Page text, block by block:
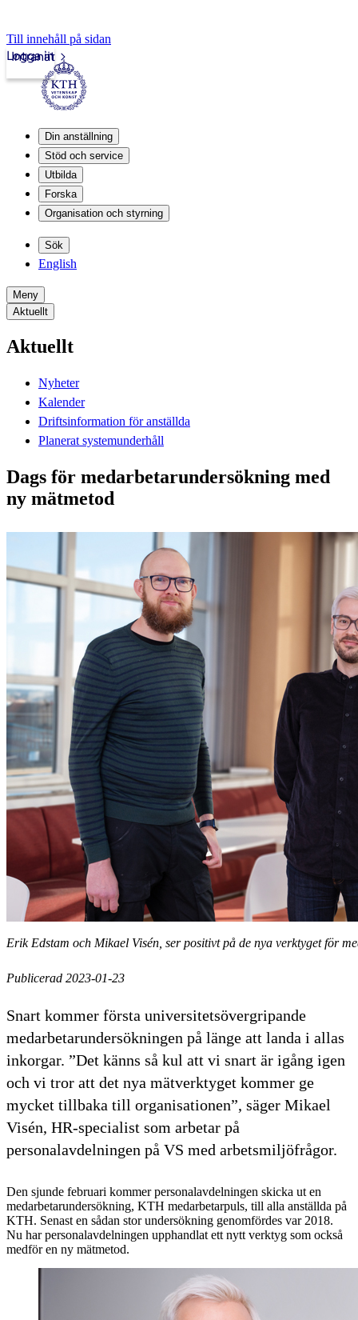
Till innehåll på sidan
Intranät
Logga in
Din anställning
Stöd och service
Utbilda
Forska
Organisation och styrning
Sök
English
Meny
Aktuellt
Aktuellt
Nyheter
Kalender
Driftsinformation för anställda
Planerat systemunderhåll
Dags för medarbetarundersökning med
ny mätmetod
Erik Edstam och Mikael Visén, ser positivt på de nya verktyget för
Publicerad 2023-01-23
Snart kommer första universitetsövergripande
medarbetarundersökningen på länge att landa i allas
inkorgar. ”Det känns så kul att vi snart är igång igen
och vi tror att det nya mätverktyget kommer ge
mycket tillbaka till organisationen”, säger Mikael
Visén, HR-specialist som arbetar på
personalavdelningen på VS med arbetsmiljöfrågor.
Den sjunde februari kommer personalavdelningen skicka ut en
medarbetarundersökning, KTH medarbetarpuls, till alla anställda på
KTH. Senast en sådan stor undersökning genomfördes var 2018.
Nu har personalavdelningen upphandlat ett nytt verktyg som också
medför en ny mätmetod.